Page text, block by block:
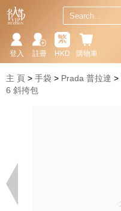
購物車
繁
HKD
註冊
登入
主 頁 手袋 Prada 普拉達
6 斜挎包